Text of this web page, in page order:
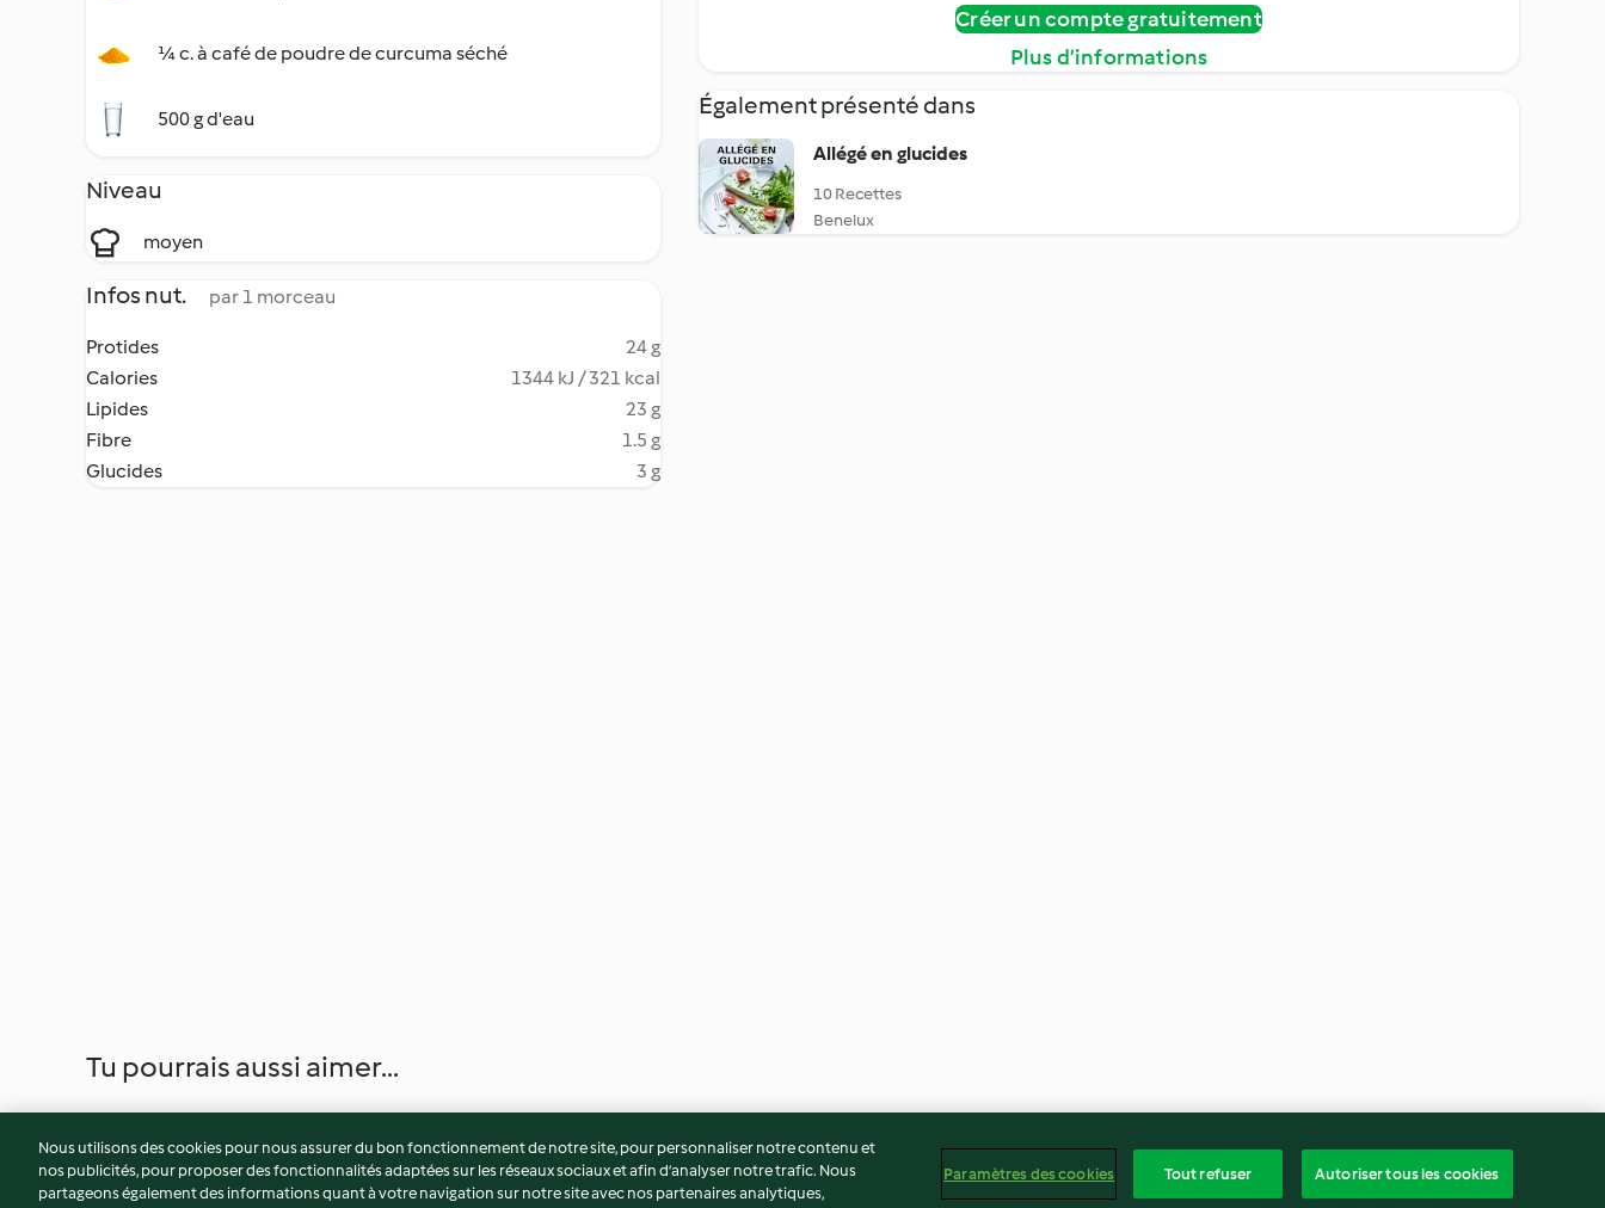
¼ c. à café de poudre de curcuma séché
500 g d'eau
Niveau
moyen
Infos nut. par 1 morceau
Protides
24 g
Calories
1344 kJ / 321 kcal
Lipides
23 g
Fibre
1.5 g
Glucides
3 g
Créer un compte gratuitement
Plus d’informations
Également présenté dans
Allégé en glucides
10 Recettes
Benelux
Tu pourrais aussi aimer...
Nous utilisons des cookies pour nous assurer du bon fonctionnement de notre site, pour personnaliser notre contenu et
nos publicités, pour proposer des fonctionnalités adaptées sur les réseaux sociaux et afin d’analyser notre trafic. Nous
partageons également des informations quant à votre navigation sur notre site avec nos partenaires analytiques,
Paramètres des cookies Tout refuser Autoriser tous les cookies